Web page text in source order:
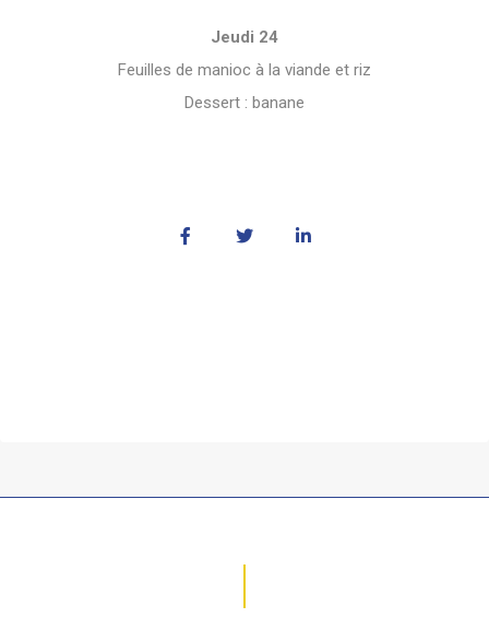
Jeudi 24
Feuilles de manioc à la viande et riz
Dessert : banane